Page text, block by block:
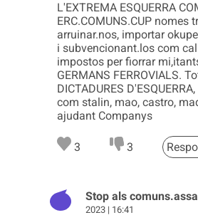
L'EXTREMA ESQUERRA
ERC.COMUNS.CUP nomes
arruinar.nos, importar
i subvencionant.los com
impostos per fiorrar
GERMANS FERROVIALS.
DICTADURES
com stalin, mao, castro,
ajudant Companys
3 3
Stop als
2023 | 16:41